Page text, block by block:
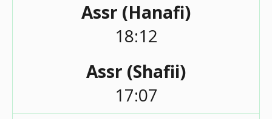
Assr (Hanafi)
18:12
Assr (Shafii)
17:07